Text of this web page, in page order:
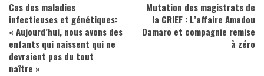
Cas des maladies
infectieuses et génétiques:
« Aujourd’hui, nous avons des
enfants qui naissent qui ne
devraient pas du tout
naître »
Mutation des magistrats de
la CRIEF : L’affaire Amadou
Damaro et compagnie remise
à zéro